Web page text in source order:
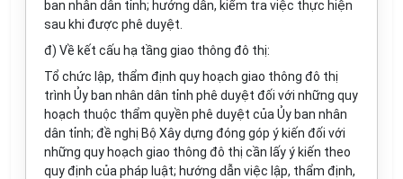
ban nhân dân tỉnh; hướng dẫn, kiểm tra việc thực hiện
sau khi được phê duyệt.
đ) Về kết cấu hạ tầng giao thông đô thị:
Tổ chức lập, thẩm định quy hoạch giao thông đô thị
trình Ủy ban nhân dân tỉnh phê duyệt đối với những quy
hoạch thuộc thẩm quyền phê duyệt của Ủy ban nhân
dân tỉnh; đề nghị Bộ Xây dựng đóng góp ý kiến đối với
những quy hoạch giao thông đô thị cần lấy ý kiến theo
quy định của pháp luật; hướng dẫn việc lập, thẩm định,